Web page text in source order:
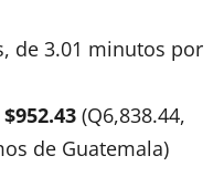
de 3.01 minutos por
(Q6,838.44,
de Guatemala)